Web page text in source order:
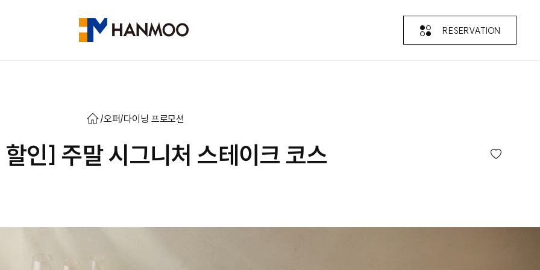
RESERVATION
/오퍼/다이닝 프로모션
인] 주말 시그니처 스테이크 코스